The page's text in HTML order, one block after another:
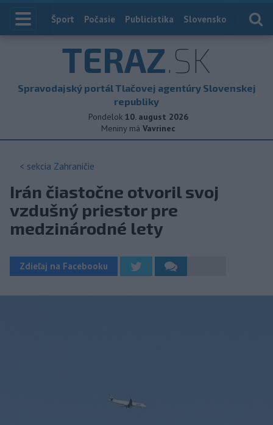
Index
Šport Počasie Publicistika Slovensko
TERAZ.SK
Spravodajský portál Tlačovej agentúry Slovenskej
republiky
Pondelok 10. august 2026
Meniny má Vavrinec
< sekcia Zahraničie
Irán čiastočne otvoril svoj
vzdušný priestor pre
medzinárodné lety
Zdieľaj na Facebooku